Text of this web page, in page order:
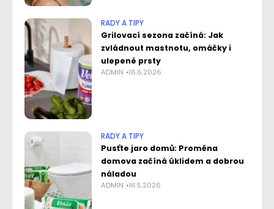
RADY A TIPY
Grilovací sezona začíná: Jak
zvládnout mastnotu, omáčky i
ulepené prsty
ADMIN 16.6.2026
RADY A TIPY
Pusťte jaro domů: Proměna
domova začíná úklidem a dobrou
náladou
ADMIN 16.5.2026